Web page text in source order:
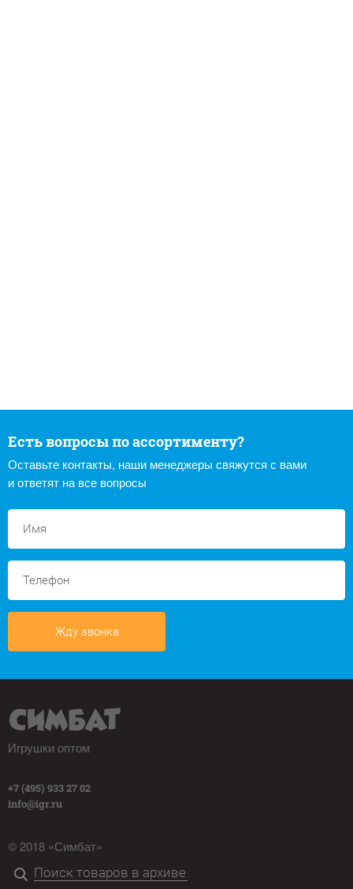
Есть вопросы по ассортименту?
Оставьте контакты, наши менеджеры свяжутся с вами
и ответят на все вопросы
Жду звонка
Игрушки оптом
+7 (495) 933 27 02
info@igr.ru
© 2018 «Симбат»